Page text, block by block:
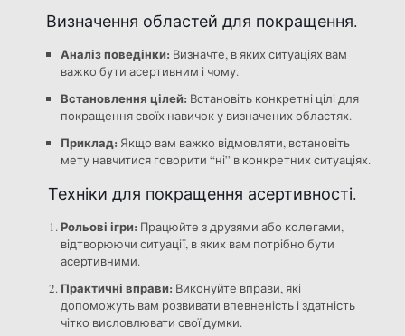
Визначення областей для покращення.
Аналіз поведінки: Визначте, в яких ситуаціях вам
важко бути асертивним і чому.
Встановлення цілей: Встановіть конкретні цілі для
покращення своїх навичок у визначених областях.
Приклад: Якщо вам важко відмовляти, встановіть
мету навчитися говорити “ні” в конкретних ситуаціях.
Техніки для покращення асертивності.
Рольові ігри: Працюйте з друзями або колегами,
відтворюючи ситуації, в яких вам потрібно бути
асертивними.
Практичні вправи: Виконуйте вправи, які
допоможуть вам розвивати впевненість і здатність
чітко висловлювати свої думки.